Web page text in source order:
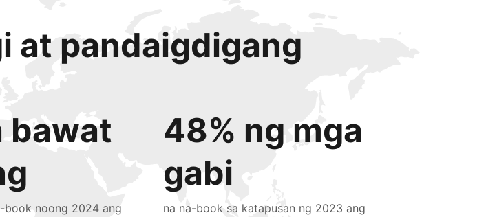
at pandaigdigang
bawat
book noong 2024 ang
48% ng mga
gabi
na na-book sa katapusan ng 2023 ang